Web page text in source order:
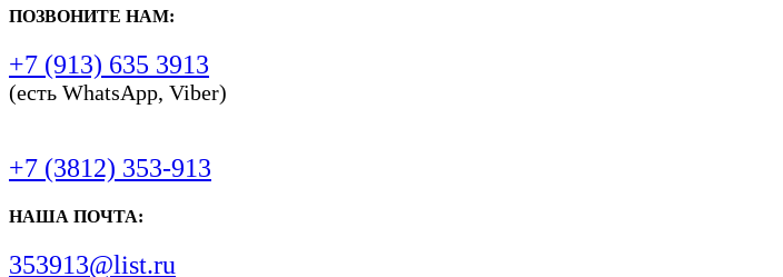
ПОЗВОНИТЕ НАМ:
+7 (913) 635 3913
(есть WhatsApp, Viber)
+7 (3812) 353-913
НАША ПОЧТА:
353913@list.ru